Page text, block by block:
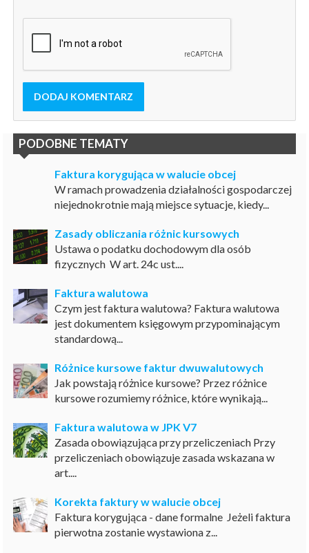
DODAJ KOMENTARZ
PODOBNE TEMATY
Faktura korygująca w walucie obcej
W ramach prowadzenia działalności gospodarczej
niejednokrotnie mają miejsce sytuacje, kiedy...
Zasady obliczania różnic kursowych
Ustawa o podatku dochodowym dla osób
fizycznych W art. 24c ust....
Faktura walutowa
Czym jest faktura walutowa? Faktura walutowa
jest dokumentem księgowym przypominającym
standardową...
Różnice kursowe faktur dwuwalutowych
Jak powstają różnice kursowe? Przez różnice
kursowe rozumiemy różnice, które wynikają...
Faktura walutowa w JPK V7
Zasada obowiązująca przy przeliczeniach Przy
przeliczeniach obowiązuje zasada wskazana w
art....
Korekta faktury w walucie obcej
Faktura korygująca - dane formalne Jeżeli faktura
pierwotna zostanie wystawiona z...